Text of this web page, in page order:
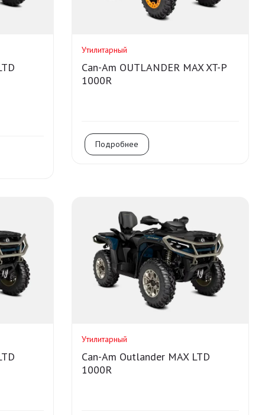
Утилитарный
Can-Am OUTLANDER MAX XT-P
1000R
Подробнее
Утилитарный
Can-Am Outlander MAX LTD
1000R